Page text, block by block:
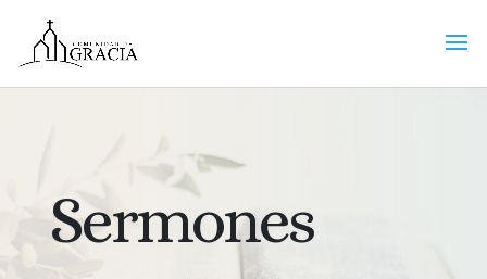
Sermones